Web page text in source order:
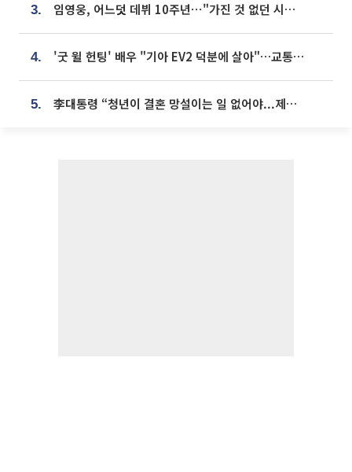
3. 임영웅, 어느덧 데뷔 10주년⋯"가진 것 없던 시절, 내 앞엔 20명의 팬뿐"
4. '굿 윌 헌팅' 배우 "기아 EV2 덕분에 살아"…교통사고 후 안전성 극찬
5. 李대통령 “청년이 결혼 망설이는 일 없어야...제도상 불이익 조사”